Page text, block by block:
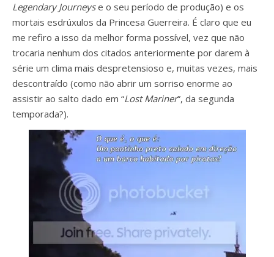
Legendary Journeyse o seu período de produção) e os
mortais esdrúxulos da Princesa Guerreira. É claro que eu
me refiro a isso da melhor forma possível, vez que não
trocaria nenhum dos citados anteriormente por darem à
série um clima mais despretensioso e, muitas vezes, mais
descontraído (como não abrir um sorriso enorme ao
assistir ao salto dado em “Lost Mariner”, da segunda
temporada?).